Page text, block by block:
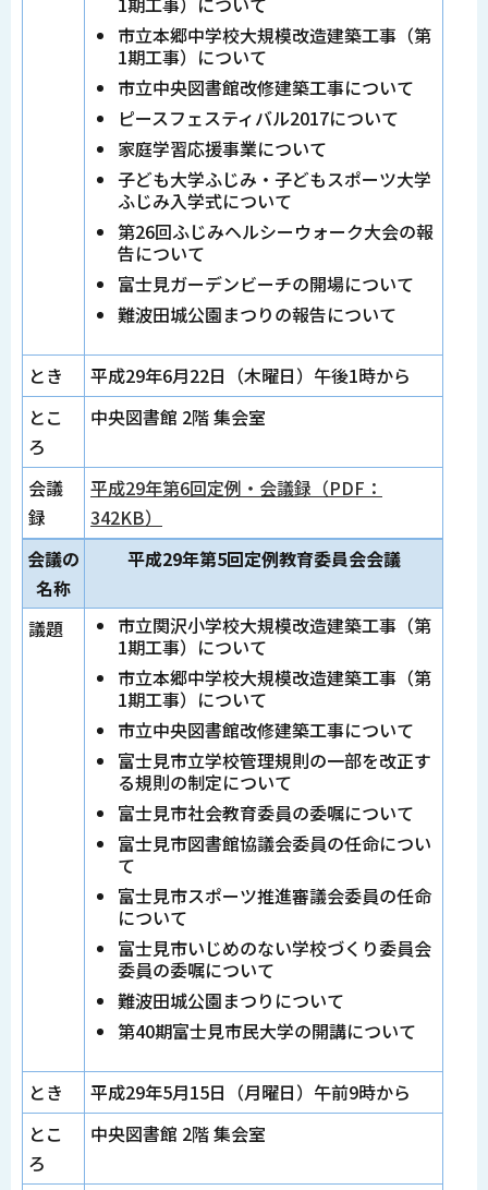
市立本郷中学校大規模改造建築工事（第
1期工事）について
市立中央図書館改修建築工事について
ピースフェスティバル2017について
家庭学習応援事業について
子ども大学ふじみ・子どもスポーツ大学
ふじみ入学式について
第26回ふじみヘルシーウォーク大会の報
告について
富士見ガーデンビーチの開場について
難波田城公園まつりの報告について
とき
平成29年6月22日（木曜日）午後1時から
とこ
ろ
中央図書館 2階 集会室
会議
録
平成29年第6回定例・会議録（PDF：
342KB）
会議の
名称
平成29年第5回定例教育委員会会議
議題
市立関沢小学校大規模改造建築工事（第
1期工事）について
市立本郷中学校大規模改造建築工事（第
1期工事）について
市立中央図書館改修建築工事について
富士見市立学校管理規則の一部を改正す
る規則の制定について
富士見市社会教育委員の委嘱について
富士見市図書館協議会委員の任命につい
て
富士見市スポーツ推進審議会委員の任命
について
富士見市いじめのない学校づくり委員会
委員の委嘱について
難波田城公園まつりについて
第40期富士見市民大学の開講について
とき
平成29年5月15日（月曜日）午前9時から
とこ
ろ
中央図書館 2階 集会室